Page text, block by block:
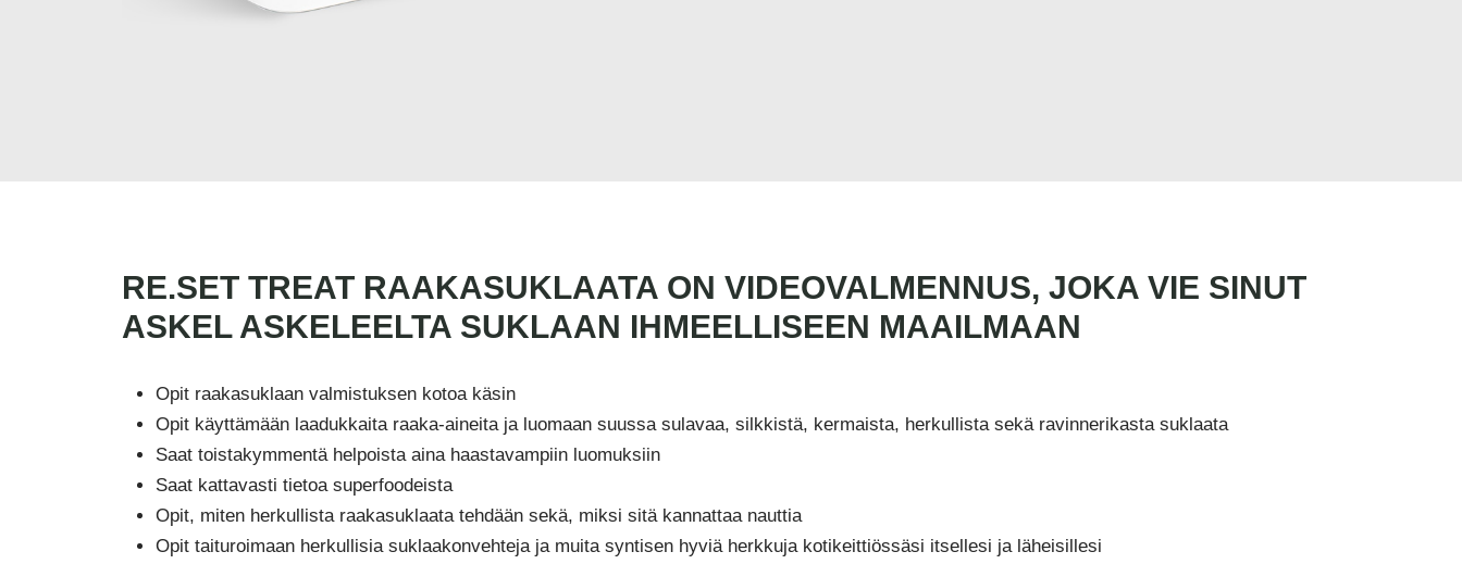
RE.SET TREAT RAAKASUKLAATA ON VIDEOVALMENNUS, JOKA VIE SINUT
ASKEL ASKELEELTA SUKLAAN IHMEELLISEEN MAAILMAAN
Opit raakasuklaan valmistuksen kotoa käsin
Opit käyttämään laadukkaita raaka-aineita ja luomaan suussa sulavaa, silkkistä, kermaista, herkullista sekä ravinnerikasta suklaata
Saat toistakymmentä helpoista aina haastavampiin luomuksiin
Saat kattavasti tietoa superfoodeista
Opit, miten herkullista raakasuklaata tehdään sekä, miksi sitä kannattaa nauttia
Opit taituroimaan herkullisia suklaakonvehteja ja muita syntisen hyviä herkkuja kotikeittiössäsi itsellesi ja läheisillesi